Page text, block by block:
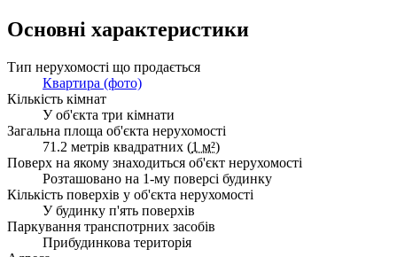
Основні характеристики
Тип нерухомості що продається
Квартира (фото)
Кількість кімнат
У об'єкта три кімнати
Загальна площа об'єкта нерухомості
71.2 метрів квадратних (1 м²)
Поверх на якому знаходиться об'єкт нерухомості
Розташовано на 1-му поверсі будинку
Кількість поверхів у об'єкта нерухомості
У будинку п'ять поверхів
Паркування транспотрних засобів
Прибудинкова територія